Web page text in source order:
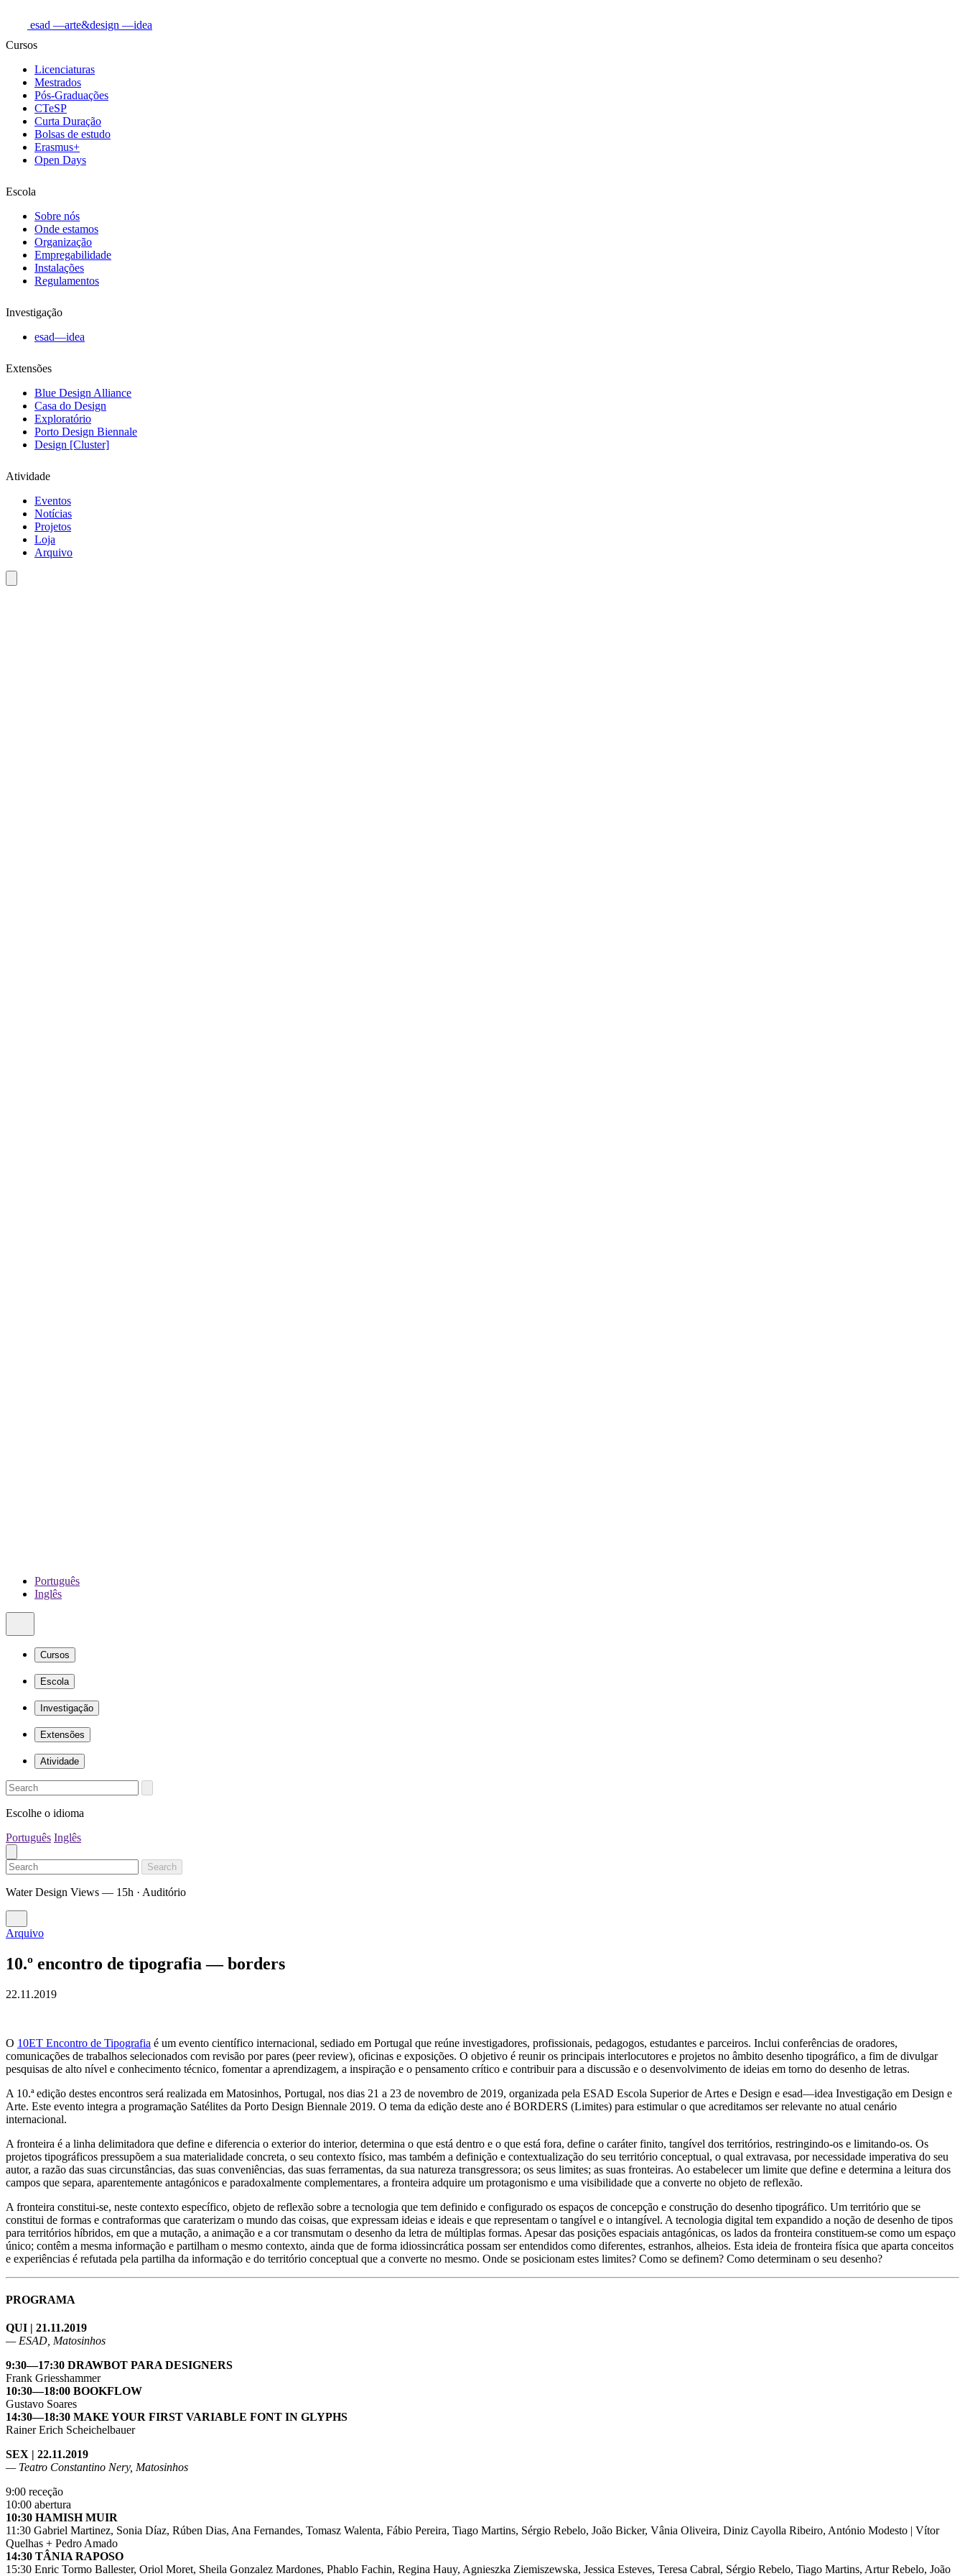
esad —arte&design —idea
Cursos
Licenciaturas
Mestrados
Pós-Graduações
CTeSP
Curta Duração
Bolsas de estudo
Erasmus+
Open Days
Escola
Sobre nós
Onde estamos
Organização
Empregabilidade
Instalações
Regulamentos
Investigação
esad—idea
Extensões
Blue Design Alliance
Casa do Design
Exploratório
Porto Design Biennale
Design [Cluster]
Atividade
Eventos
Notícias
Projetos
Loja
Arquivo
Português
Inglês
Cursos
Escola
Investigação
Extensões
Atividade
Escolhe o idioma
Português Inglês
Search
Water Design Views — 15h · Auditório
Arquivo
10.º encontro de tipografia — borders
22.11.2019
O 10ET Encontro de Tipografia é um evento científico internacional, sediado em Portugal que reúne investigadores, profissionais, pedagogos, estudantes e parceiros. Inclui conferências de oradores,
comunicações de trabalhos selecionados com revisão por pares (peer review), oficinas e exposições. O objetivo é reunir os principais interlocutores e projetos no âmbito desenho tipográfico, a fim de divulgar
pesquisas de alto nível e conhecimento técnico, fomentar a aprendizagem, a inspiração e o pensamento crítico e contribuir para a discussão e o desenvolvimento de ideias em torno do desenho de letras.
A 10.ª edição destes encontros será realizada em Matosinhos, Portugal, nos dias 21 a 23 de novembro de 2019, organizada pela ESAD Escola Superior de Artes e Design e esad—idea Investigação em Design e
Arte. Este evento integra a programação Satélites da Porto Design Biennale 2019. O tema da edição deste ano é BORDERS (Limites) para estimular o que acreditamos ser relevante no atual cenário
internacional.
A fronteira é a linha delimitadora que define e diferencia o exterior do interior, determina o que está dentro e o que está fora, define o caráter finito, tangível dos territórios, restringindo-os e limitando-os. Os
projetos tipográficos pressupõem a sua materialidade concreta, o seu contexto físico, mas também a definição e contextualização do seu território conceptual, o qual extravasa, por necessidade imperativa do seu
autor, a razão das suas circunstâncias, das suas conveniências, das suas ferramentas, da sua natureza transgressora; os seus limites; as suas fronteiras. Ao estabelecer um limite que define e determina a leitura dos
campos que separa, aparentemente antagónicos e paradoxalmente complementares, a fronteira adquire um protagonismo e uma visibilidade que a converte no objeto de reflexão.
A fronteira constitui-se, neste contexto específico, objeto de reflexão sobre a tecnologia que tem definido e configurado os espaços de concepção e construção do desenho tipográfico. Um território que se
constitui de formas e contraformas que caraterizam o mundo das coisas, que expressam ideias e ideais e que representam o tangível e o intangível. A tecnologia digital tem expandido a noção de desenho de tipos
para territórios híbridos, em que a mutação, a animação e a cor transmutam o desenho da letra de múltiplas formas. Apesar das posições espaciais antagónicas, os lados da fronteira constituem-se como um espaço
único; contêm a mesma informação e partilham o mesmo contexto, ainda que de forma idiossincrática possam ser entendidos como diferentes, estranhos, alheios. Esta ideia de fronteira física que aparta conceitos
e experiências é refutada pela partilha da informação e do território conceptual que a converte no mesmo. Onde se posicionam estes limites? Como se definem? Como determinam o seu desenho?
PROGRAMA
QUI | 21.11.2019
— ESAD, Matosinhos
9:30—17:30 DRAWBOT PARA DESIGNERS
Frank Griesshammer
10:30—18:00 BOOKFLOW
Gustavo Soares
14:30—18:30 MAKE YOUR FIRST VARIABLE FONT IN GLYPHS
Rainer Erich Scheichelbauer
SEX | 22.11.2019
— Teatro Constantino Nery, Matosinhos
9:00 receção
10:00 abertura
10:30 HAMISH MUIR
11:30 Gabriel Martinez, Sonia Díaz, Rúben Dias, Ana Fernandes, Tomasz Walenta, Fábio Pereira, Tiago Martins, Sérgio Rebelo, João Bicker, Vânia Oliveira, Diniz Cayolla Ribeiro, António Modesto | Vítor
Quelhas + Pedro Amado
14:30 TÂNIA RAPOSO
15:30 Enric Tormo Ballester, Oriol Moret, Sheila Gonzalez Mardones, Phablo Fachin, Regina Hauy, Agnieszka Ziemiszewska, Jessica Esteves, Teresa Cabral, Sérgio Rebelo, Tiago Martins, Artur Rebelo, João